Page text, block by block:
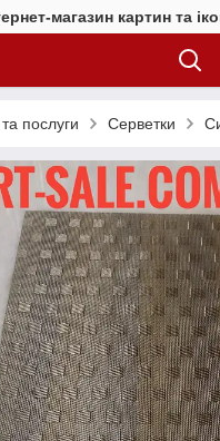
магазин картин та
послуги Серветки